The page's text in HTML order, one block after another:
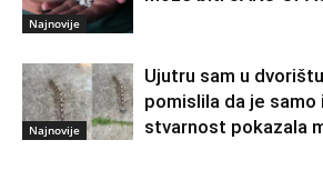
Najnovije
Najnovije
Ujutru sam u
pomislila da je samo
stvarnost pokazala